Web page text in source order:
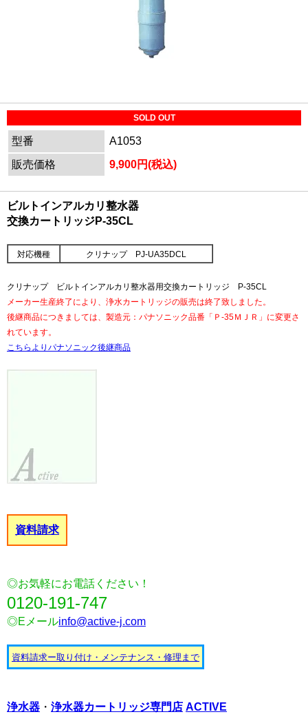
SOLD OUT
型番
A1053
販売価格
9,900円(税込)
ビルトインアルカリ整水器
交換カートリッジP-35CL
対応機種 クリナップ PJ-UA35DCL
クリナップ ビルトインアルカリ整水器用交換カートリッジ P-35CL
メーカー生産終了により、浄水カートリッジの販売は終了致しました。
後継商品につきましては、製造元：パナソニック品番「Ｐ-35ＭＪＲ」に変更さ
れています。
こちらよりパナソニック後継商品
資料請求
◎お気軽にお電話ください！
0120-191-747
◎Eメールinfo@active-j.com
資料請求ー取り付け・メンテナンス・修理まで
浄水器 ・ 浄水器カートリッジ専門店 ACTIVE